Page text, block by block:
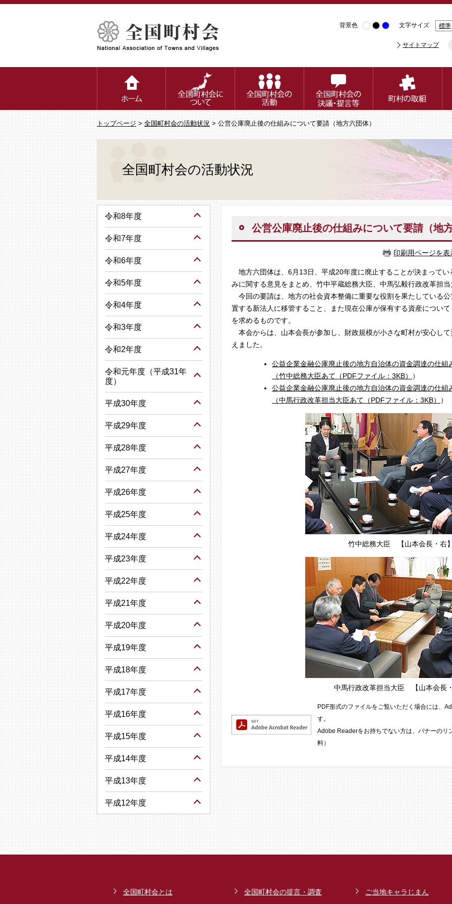
背景色 文字サイズ 標準
サイトマップ
トップページ > 全国町村会の活動状況 > 公営公庫廃止後の仕組みについて要請（地方六団体）
全国町村会の活動状況
公営公庫廃止後の仕組みについて要請（地
印刷用ページを表
地方六団体は、6月13日、平成20年度に廃止することが決まって
みに関する意見をまとめ、竹中平蔵総務大臣、中馬弘毅行政改革担
今回の要請は、地方の社会資本整備に重要な役割を果たしている
置する新法人に移管すること、また現在公庫が保有する資産につい
を求めるものです。
本会からは、山本会長が参加し、財政規模が小さな町村が安心し
えました。
公益企業金融公庫廃止後の地方自治体の資金調達の仕組
（竹中総務大臣あて（PDFファイル：3KB）
）
公益企業金融公庫廃止後の地方自治体の資金調達の仕組
（中馬行政改革担当大臣あて（PDFファイル：3KB）
）
竹中総務大臣 【山本会長・右
中馬行政改革担当大臣 【山本会長
PDF形式のファイルをご覧いただく場合には、
す。
Adobe Readerをお持ちでない方は、バナーのリ
料）
令和8年度
令和7年度
令和6年度
令和5年度
令和4年度
令和3年度
令和2年度
令和元年度（平成31年
度）
平成30年度
平成29年度
平成28年度
平成27年度
平成26年度
平成25年度
平成24年度
平成23年度
平成22年度
平成21年度
平成20年度
平成19年度
平成18年度
平成17年度
平成16年度
平成15年度
平成14年度
平成13年度
平成12年度
全国町村会とは 全国町村会の提言・調査 ご当地キャラじまん